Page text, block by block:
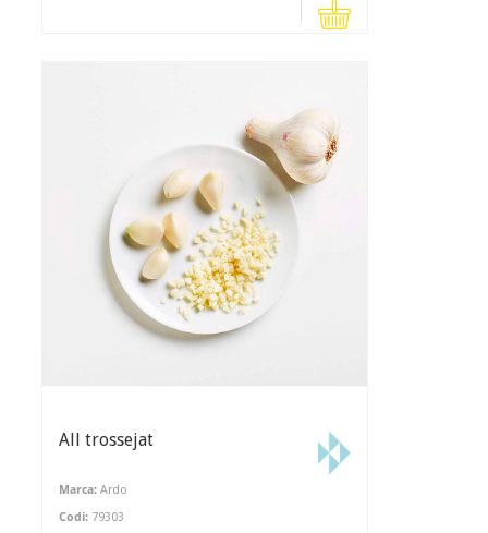
All trossejat
Marca: Ardo
Codi: 79303